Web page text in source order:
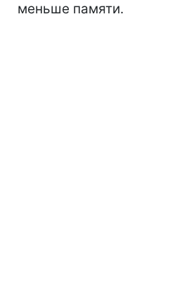
меньше памяти.